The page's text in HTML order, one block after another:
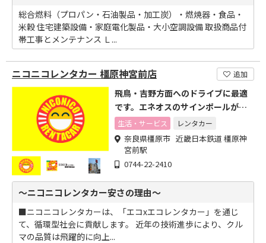
総合燃料（プロパン・石油製品・加工炭）・燃焼器・食品・
米穀 住宅建築設備・家庭電化製品・大小空調設備 取扱商品付
帯工事とメンテナンス Ｌ...
ニコニコレンタカー 橿原神宮前店 追加
飛鳥・吉野方面へのドライブに最適
です。エネオスのサインポールが目
印です。
生活・サービス レンタカー
奈良県橿原市 近畿日本鉄道 橿原神
宮前駅
0744-22-2410
～ニコニコレンタカー安さの理由～
■ニコニコレンタカーは、「エコxエコレンタカー」を通じ
て、循環型社会に貢献します。 近年の技術進歩により、クル
マの品質は飛躍的に向上...